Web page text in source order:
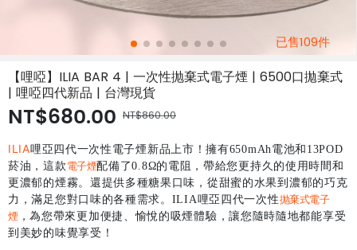
已售109件
【哩啞】ILIA BAR 4 | 一次性抛棄式電子煙 | 6500口拋棄式
| 哩啞四代新品 | 台灣現貨
NT$680.00 NT$860.00
ILIA哩亞 四代一次性電子煙新品上市！擁有650mAh電池和13POD
菸油，這款 電子煙配備了0.8Ω的電阻，帶給您更持久的使用時間和
更濃郁的煙霧。還提供多種糖果口味，從甜蜜的水果到濃郁的巧克
力，滿足您對口味的各種需求。ILIA哩亞四代一次性抛棄式電子
煙，為您帶來更加便捷、愉悅的吸煙體驗，讓您隨時隨地都能享受
到美妙的味覺享受！